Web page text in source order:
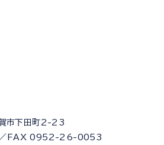
市下田町2-23
FAX 0952-26-0053